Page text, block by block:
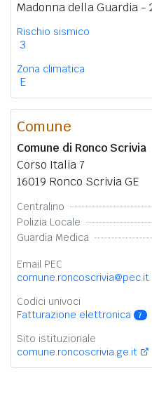
Madonna della Guardia -
Rischio sismico
3
Zona climatica
E
Comune
Comune di Ronco Scrivia
Corso Italia 7
16019 Ronco Scrivia GE
Centralino
Polizia Locale
Guardia Medica
Email PEC
comune.roncoscrivia@pec.it
Codici univoci
Fatturazione elettronica
7
Sito istituzionale
comune.roncoscrivia.ge.it